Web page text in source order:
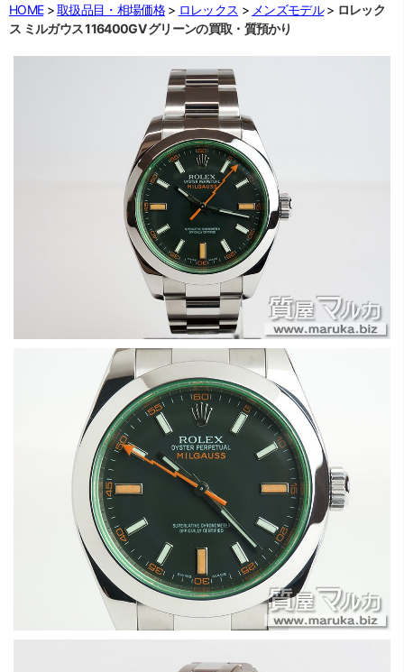
HOME 取扱品目・相場価格 ロレックス メンズモデル
ロレック
ス ミルガウス 116400GV グリーンの買取・質預かり